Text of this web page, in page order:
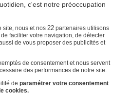
c'est notre préoccupation
site, nous et nos 22partenaires utilisons
faciliter votre navigation, de détecter
de vous proposer des publicités et
de consentement et nous servent
des performances de notre site.
de paramétrer votre consentement
cookies.